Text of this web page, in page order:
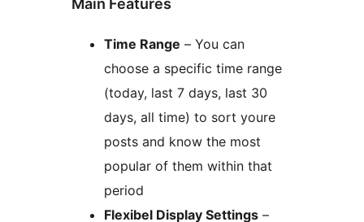
Main Features
Time Range – You can
choose a specific time range
(today, last 7 days, last 30
days, all time) to sort youre
posts and know the most
popular of them within that
period
Flexibel Display Settings –